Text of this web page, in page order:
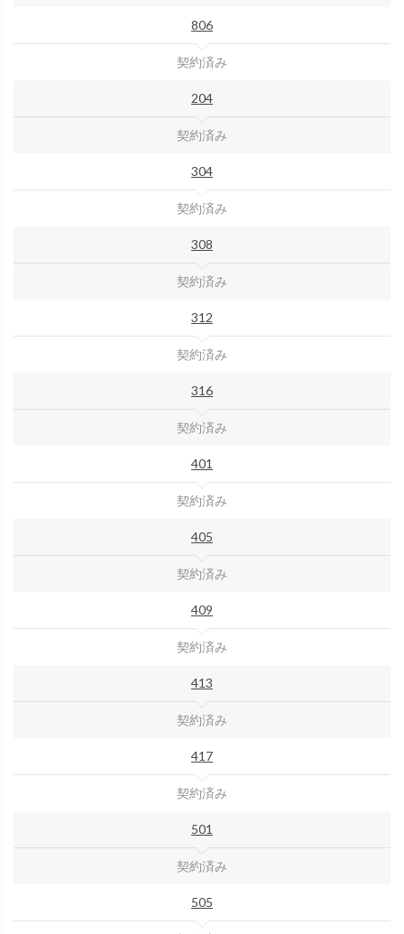
806
契約済み
204
契約済み
304
契約済み
308
契約済み
312
契約済み
316
契約済み
401
契約済み
405
契約済み
409
契約済み
413
契約済み
417
契約済み
501
契約済み
505